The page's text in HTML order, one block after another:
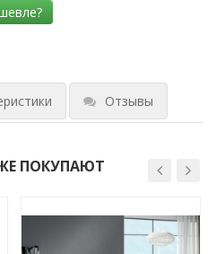
Отзывы
ПОКУПАЮТ